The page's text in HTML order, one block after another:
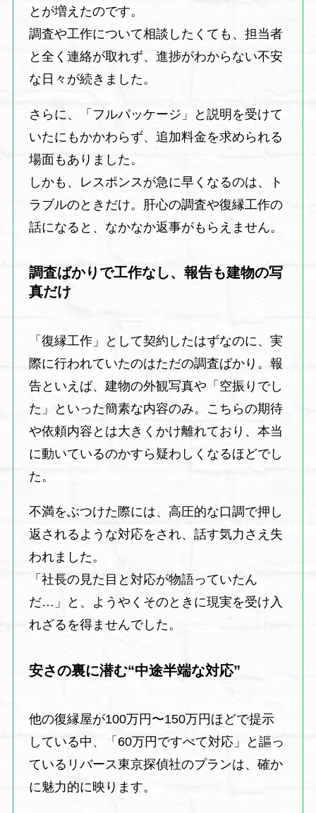
とが増えたのです。
調査や工作について相談したくても、担当者
と全く連絡が取れず、進捗がわからない不安
な日々が続きました。
さらに、「フルパッケージ」と説明を受けて
いたにもかかわらず、追加料金を求められる
場面もありました。
しかも、レスポンスが急に早くなるのは、ト
ラブルのときだけ。肝心の調査や復縁工作の
話になると、なかなか返事がもらえません。
調査ばかりで工作なし、報告も建物の写
真だけ
「復縁工作」として契約したはずなのに、実
際に行われていたのはただの調査ばかり。報
告といえば、建物の外観写真や「空振りでし
た」といった簡素な内容のみ。こちらの期待
や依頼内容とは大きくかけ離れており、本当
に動いているのかすら疑わしくなるほどでし
た。
不満をぶつけた際には、高圧的な口調で押し
返されるような対応をされ、話す気力さえ失
われました。
「社長の見た目と対応が物語っていたん
だ…」と、ようやくそのときに現実を受け入
れざるを得ませんでした。
安さの裏に潜む“中途半端な対応”
他の復縁屋が100万円〜150万円ほどで提示
している中、「60万円ですべて対応」と謳っ
ているリバース東京探偵社のプランは、確か
に魅力的に映ります。